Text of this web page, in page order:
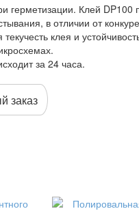
герметизации. Клей DP100
в отличии от
клея и
за 24 часа.
заказ